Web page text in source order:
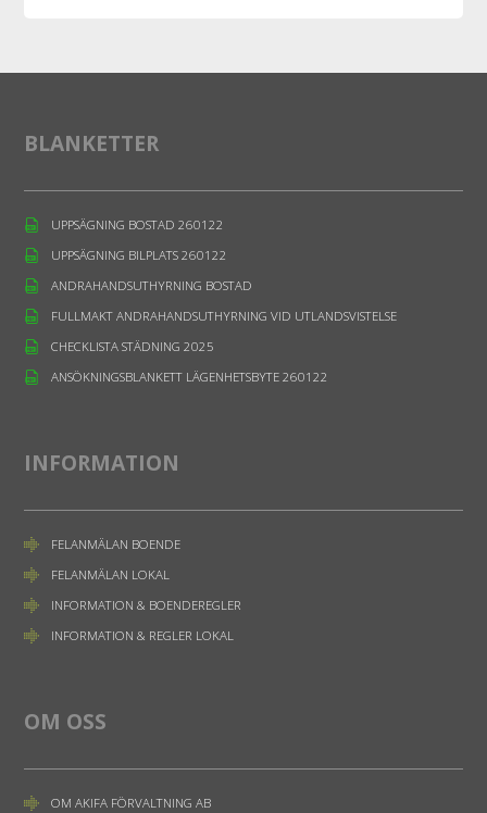
BLANKETTER
UPPSÄGNING BOSTAD 260122
UPPSÄGNING BILPLATS 260122
ANDRAHANDSUTHYRNING BOSTAD
FULLMAKT ANDRAHANDSUTHYRNING VID UTLANDSVISTELSE
CHECKLISTA STÄDNING 2025
ANSÖKNINGSBLANKETT LÄGENHETSBYTE 260122
INFORMATION
FELANMÄLAN BOENDE
FELANMÄLAN LOKAL
INFORMATION & BOENDEREGLER
INFORMATION & REGLER LOKAL
OM OSS
OM AKIFA FÖRVALTNING AB